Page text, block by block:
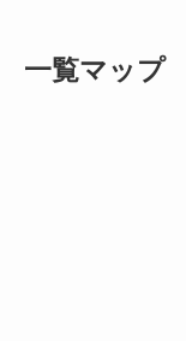
一覧マップ